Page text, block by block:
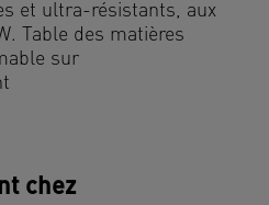
et ultra-résistants, aux
Table des matières
sur
chez